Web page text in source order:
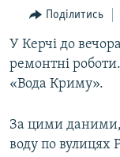
навігації
Перейти
до
пошуку
БЛОГИ
ПОГЛЯД
ІНТЕРВ'Ю
СПЕЦПРОЕКТИ
Поділитись
У Керчі до
ремонтні
«Вода Криму».
За цими даними,
воду по вулицях